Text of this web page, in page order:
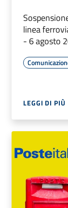
linea
- 6 agosto
LEGGI DI PIÙ